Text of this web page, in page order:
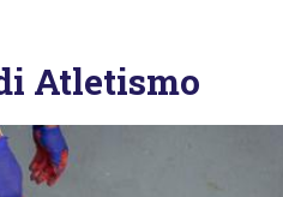
Atletismo